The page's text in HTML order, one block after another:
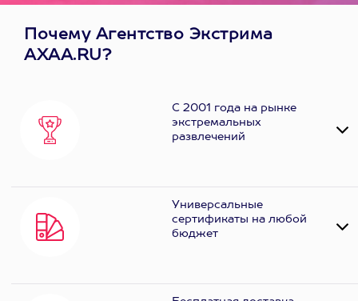
Почему Агентство Экстрима
AXAA.RU?
С 2001 года на рынке
экстремальных
развлечений
Универсальные
сертификаты на любой
бюджет